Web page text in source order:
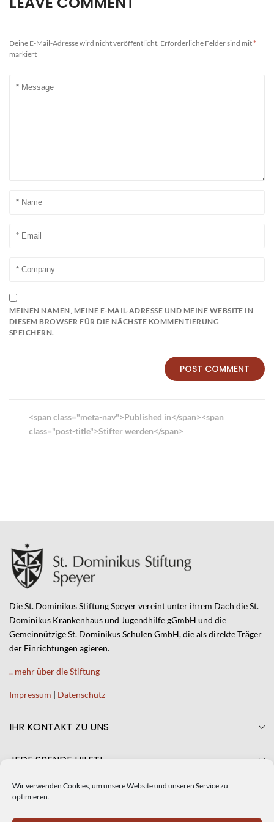
Wir verwenden Cookies, um unsere Website und unseren Service zu
optimieren.
Deine E-Mail-Adresse wird nicht veröffentlicht. Erforderliche Felder sind mit*
markiert
MEINEN NAMEN, MEINE E-MAIL-ADRESSE UND MEINE WEBSITE IN
DIESEM BROWSER FÜR DIE NÄCHSTE KOMMENTIERUNG
SPEICHERN.
Beitrags-
Navigation
<span class="meta-nav">Published in</span><span
class="post-title">Stifter werden</span>
Die St. Dominikus Stiftung Speyer vereint unter ihrem Dach die St.
Dominikus Krankenhaus und Jugendhilfe gGmbH und die
Gemeinnützige St. Dominikus Schulen GmbH, die als direkte Träger
der Einrichtungen agieren.
.. mehr über die Stiftung
Impressum | Datenschutz
IHR KONTAKT ZU UNS
JEDE SPENDE HILFT!
AKTUELLES